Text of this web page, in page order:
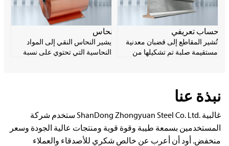
ومساحيق وأشرطة وأسلاك.
الكربوني شائع جدًا في مجال
التصنيع الصناعي نظرًا لانخفاض
نحاس
يشير النحاس النقي إلى المواد
النحاسية التي تحتوي على نسبة
وأكسدته وتدهوره، ولكنه يتمتع بأداء
حساب تعريفي
تُشير المقاطع إلى قضبان معدنية
مستقيمة صلبة تم تشكيلها من
المواصفات والاستخدامات، وتلعب
دورًا مهمًا للغاية في إنتاج الدرفلة.
نبذة عنا
ستخدم شركة ShanDong Zhongyuan Steel Co. Ltd. غالبية
المستخدمين بسمعة طيبة وقوة قوية ومنتجات عالية الجودة وسعر
منخفض. أود أن أعرب عن خالص شكري للأصدقاء والعملاء